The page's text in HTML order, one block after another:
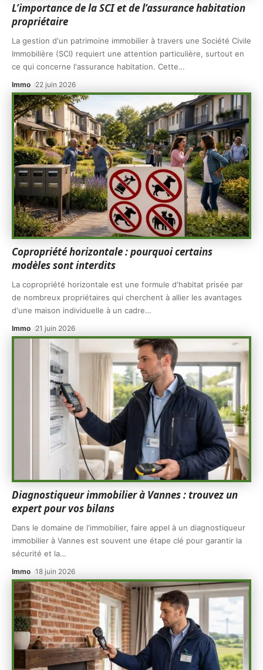
L’importance de la SCI et de l’assurance habitation
propriétaire
La gestion d'un patrimoine immobilier à travers une Société Civile
Immobilière (SCI) requiert une attention particulière, surtout en
ce qui concerne l'assurance habitation. Cette…
Immo 22 juin 2026
Copropriété horizontale : pourquoi certains
modèles sont interdits
La copropriété horizontale est une formule d'habitat prisée par
de nombreux propriétaires qui cherchent à allier les avantages
d'une maison individuelle à un cadre…
Immo 21 juin 2026
Diagnostiqueur immobilier à Vannes : trouvez un
expert pour vos bilans
Dans le domaine de l'immobilier, faire appel à un diagnostiqueur
immobilier à Vannes est souvent une étape clé pour garantir la
sécurité et la…
Immo 18 juin 2026